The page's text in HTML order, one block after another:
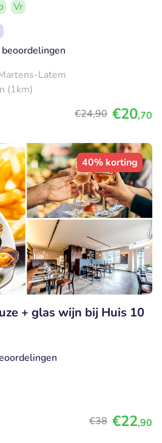
Vr
Latem
(1km)
€24,90 €20,70
40% korting
+ glas wijn bij Huis 10
€38 €22,90